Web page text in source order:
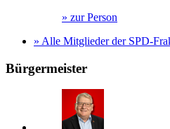
» zur Person
» Alle Mitglieder der SPD-
Bürgermeister